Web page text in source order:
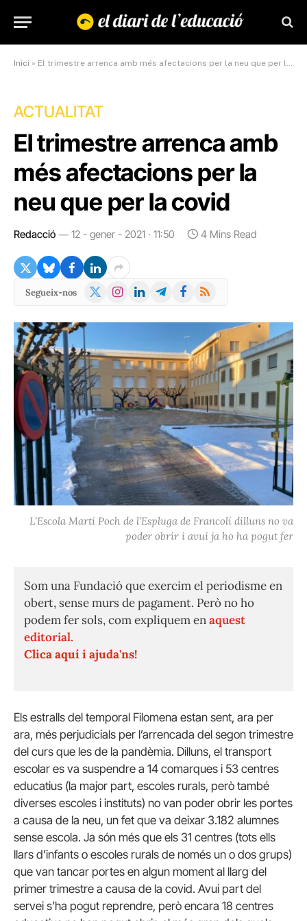
Inici » El trimestre arrenca amb més afectacions per la neu que per la covid
ACTUALITAT
El trimestre arrenca amb
més afectacions per la
neu que per la covid
Redacció 12 - gener - 2021 · 11:50 4 Mins Read
Segueix-nos
X
Instagram
LinkedInTelegramFacebook
RSS
L'Escola Martí Poch de l'Espluga de Francolí dilluns no va
poder obrir i avui ja ho ha pogut fer
Som una Fundació que exercim el periodisme en
obert, sense murs de pagament. Però no ho
podem fer sols, com expliquem enaquest
editorial.
Clica aquí i ajuda'ns!
Els estralls del temporal Filomena estan sent, ara per
ara, més perjudicials per l’arrencada del segon trimestre
del curs que les de la pandèmia. Dilluns, el transport
escolar es va suspendre a 14 comarques i 53 centres
educatius (la major part, escoles rurals, però també
diverses escoles i instituts) no van poder obrir les portes
a causa de la neu, un fet que va deixar 3.182 alumnes
sense escola. Ja són més que els 31 centres (tots ells
llars d’infants o escoles rurals de només un o dos grups)
que van tancar portes en algun moment al llarg del
primer trimestre a causa de la covid. Avui part del
servei s’ha pogut reprendre, però encara 18 centres